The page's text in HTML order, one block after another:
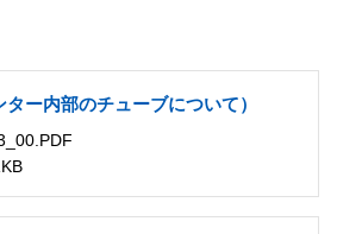
ー内部のチューブについて）